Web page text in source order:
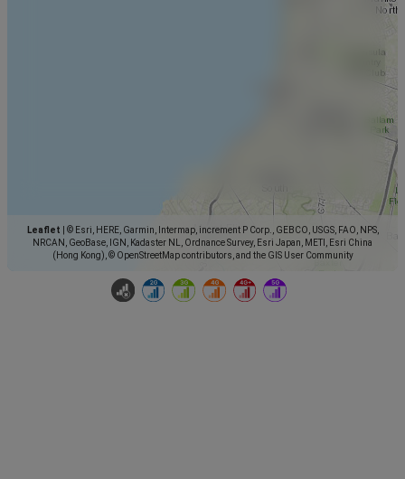
Leaflet
© Esri, HERE, Garmin, Intermap, increment P Corp., GEBCO, USGS, FAO, NPS,
NRCAN, GeoBase, IGN, Kadaster NL, Ordnance Survey, Esri Japan, METI, Esri China
(Hong Kong), © OpenStreetMap contributors, and the GIS User Community